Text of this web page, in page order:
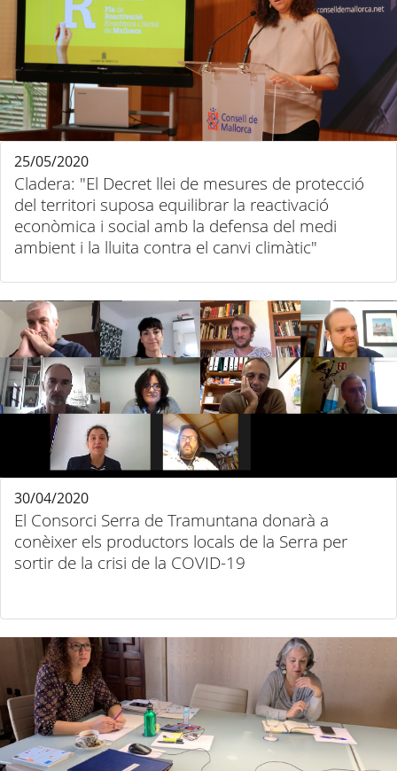
Cladera: "El Decret llei de mesures de protecció
del territori suposa equilibrar la reactivació
econòmica i social amb la defensa del medi
ambient i la lluita contra el canvi climàtic"
25/05/2020
El Consorci Serra de Tramuntana donarà a
conèixer els productors locals de la Serra per
sortir de la crisi de la COVID-19
30/04/2020